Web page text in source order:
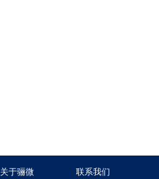
关于骊微 联系我们